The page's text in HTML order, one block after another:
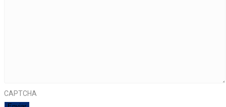
CAPTCHA